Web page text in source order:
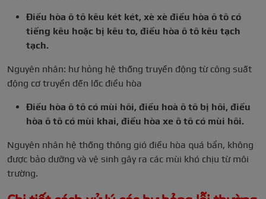
Điều hòa ô tô kêu két két, xè xè điều hòa ô tô có
tiếng kêu hoặc bị kêu to, điều hòa ô tô kêu tạch
tạch.
Nguyên nhân: hư hỏng hệ thống truyền động từ công suất
động cơ truyền đến lốc điều hòa
Điều hòa ô tô có mùi hôi, điều hoà ô tô bị hôi, điều
hòa ô tô có mùi khai, điều hòa xe ô tô có mùi hôi.
Nguyên nhân hệ thống thông gió điều hòa quá bẩn, không
được bảo dưỡng và vệ sinh gây ra các mùi khó chịu từ môi
trường.